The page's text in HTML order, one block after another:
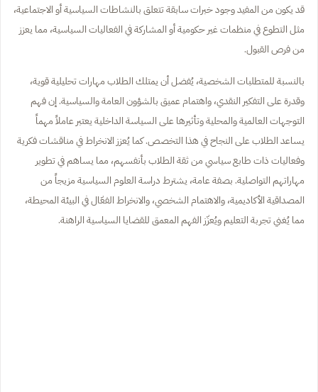
قد يكون من المفيد وجود خبرات سابقة تتعلق بالنشاطات السياسية أو الاجتماعية،
مثل التطوع في منظمات غير حكومية أو المشاركة في الفعاليات السياسية، مما يعزز
من فرص القبول.
بالنسبة للمتطلبات الشخصية، يُفضل أن يمتلك الطلاب مهارات تحليلية قوية،
وقدرة على التفكير النقدي، واهتمام عميق بالشؤون العامة والسياسية. إن فهم
التوجهات العالمية والمحلية وتأثيرها على السياسة الداخلية يعتبر عاملاً مهماً
يساعد الطلاب على النجاح في هذا التخصص. كما يُعزز الانخراط في مناقشات فكرية
وفعاليات ذات طابع سياسي من ثقة الطلاب بأنفسهم، مما يساهم في تطوير
مهاراتهم التواصلية. بصفة عامة، يشترط دراسة العلوم السياسية مزيجاً من
المصداقية الأكاديمية، والاهتمام الشخصي، والانخراط الفعّال في البيئة المحيطة،
مما يُغني تجربة التعليم ويُعزّز الفهم المعمق للقضايا السياسية الراهنة.